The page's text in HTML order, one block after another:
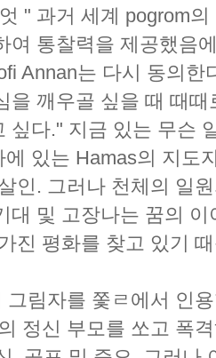
" 과거 세계 pogrom
여 통찰력을 제공했음
Annan는 다시 동의
을 깨우골 싶을 때 때
싶다." 지금 있는 무슨
있는 Hamas의 지도
인. 그러나 천체의 일
대 및 고장나는 꿈의
진 평화를 찾고 있기
그림자를 쫓ㄹ에서 인
정신 부모를 쏘고 폭